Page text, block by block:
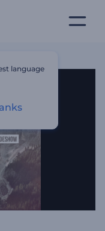
language